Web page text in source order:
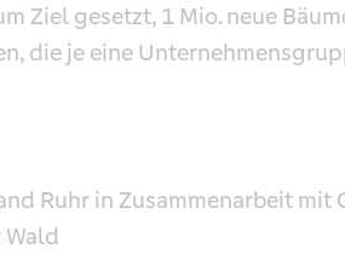
Ziel gesetzt, 1 Mio. neue
die je eine
Ruhr in Zusammenarbeit mit